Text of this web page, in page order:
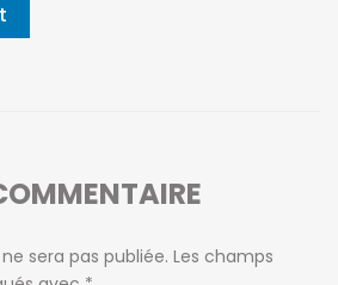
sera pas publiée. Les champs